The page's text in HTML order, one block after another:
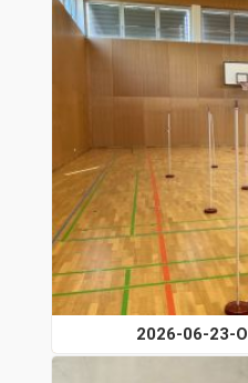
2026-06-23-